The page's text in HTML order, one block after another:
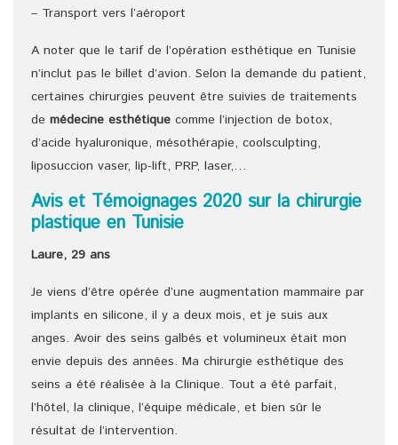
– Transport vers l’aéroport
A noter que le tarif de l’opération esthétique en Tunisie
n’inclut pas le billet d’avion. Selon la demande du patient,
certaines chirurgies peuvent être suivies de traitements
de médecine esthétique comme l’injection de botox,
d’acide hyaluronique, mésothérapie, coolsculpting,
liposuccion vaser, lip-lift, PRP, laser,…
Avis et Témoignages 2020 sur la chirurgie
plastique en Tunisie
Laure, 29 ans
Je viens d’être opérée d’une augmentation mammaire par
implants en silicone, il y a deux mois, et je suis aux
anges. Avoir des seins galbés et volumineux était mon
envie depuis des années. Ma chirurgie esthétique des
seins a été réalisée à la Clinique. Tout a été parfait,
l’hôtel, la clinique, l’équipe médicale, et bien sûr le
résultat de l’intervention.